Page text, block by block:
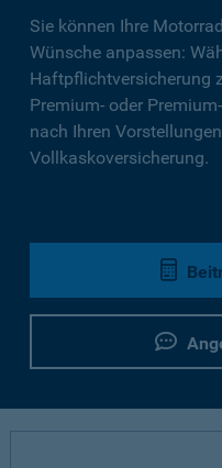
Sie können Ihre
Wünsche anpassen:
Haftpflichtversicherung
Premium- oder
nach Ihren
Vollkaskoversicherung.